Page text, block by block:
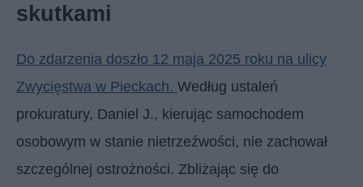
skutkami
Do zdarzenia doszło 12 maja 2025 roku na ulicy
Zwycięstwa w Pieckach. Według ustaleń
prokuratury, Daniel J., kierując samochodem
osobowym w stanie nietrzeźwości, nie zachował
szczególnej ostrożności. Zbliżając się do